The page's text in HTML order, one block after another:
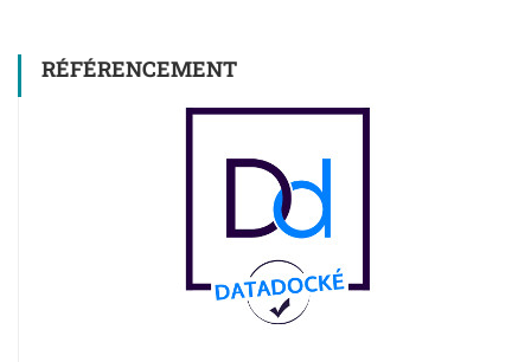
RÉFÉRENCEMENT